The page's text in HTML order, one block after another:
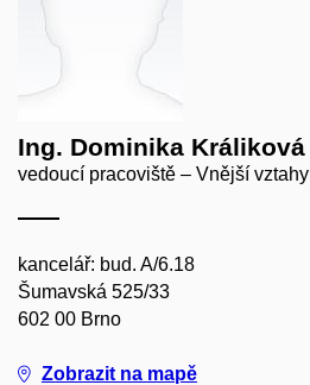
Ing. Dominika Králiková
vedoucí pracoviště – Vnější vztahy
kancelář: bud. A/6.18
Šumavská 525/33
602 00 Brno
Zobrazit na mapě